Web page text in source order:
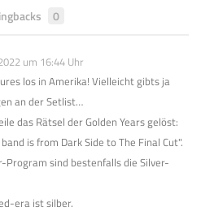
0
um 16:44 Uhr
los in Amerika! Vielleicht gibts ja
an der Setlist…
das Rätsel der Golden Years gelöst:
is from Dark Side to The Final Cut".
Program sind bestenfalls die Silver-
era ist silber.